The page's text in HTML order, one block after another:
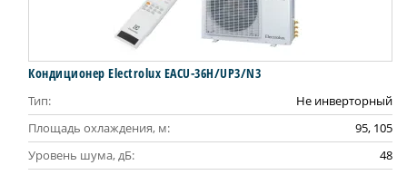
Кондиционер Electrolux EACU-36H/UP3/N3
Тип:
Не инверторный
Площадь охлаждения, м:
95, 105
Уровень шума, дБ:
48